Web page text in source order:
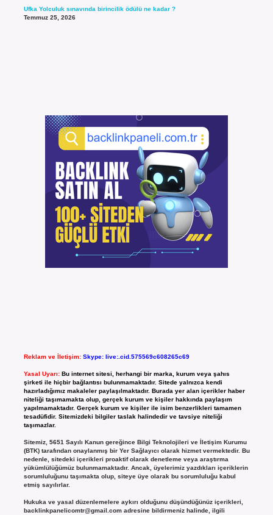
Ufka Yolculuk sınavında birincilik ödülü ne kadar ?
Temmuz 25, 2026
Reklam ve İletişim: Skype: live:.cid.575569c608265c69
Yasal Uyarı: Bu internet sitesi, herhangi bir marka, kurum veya şahıs
şirketi ile hiçbir bağlantısı bulunmamaktadır. Sitede yalnızca kendi
hazırladığımız makaleler paylaşılmaktadır. Burada yer alan içerikler haber
niteliği taşımamakta olup, gerçek kurum ve kişiler hakkında paylaşım
yapılmamaktadır. Gerçek kurum ve kişiler ile isim benzerlikleri tamamen
tesadüfidir. Sitemizdeki bilgiler taslak halindedir ve tavsiye niteliği
taşımazlar.
Sitemiz, 5651 Sayılı Kanun gereğince Bilgi Teknolojileri ve İletişim Kurumu
(BTK) tarafından onaylanmış bir Yer Sağlayıcı olarak hizmet vermektedir. Bu
nedenle, sitedeki içerikleri proaktif olarak denetleme veya araştırma
yükümlülüğümüz bulunmamaktadır. Ancak, üyelerimiz yazdıkları içeriklerin
sorumluluğunu taşımakta olup, siteye üye olarak bu sorumluluğu kabul
etmiş sayılırlar.
Hukuka ve yasal düzenlemelere aykırı olduğunu düşündüğünüz içerikleri,
backlinkpanelicomtr@gmail.comadresine bildirmeniz halinde, ilgili